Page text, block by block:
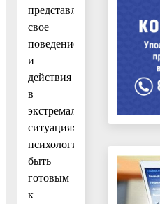
представлять
свое
поведение
и
действия
в
экстремальных
ситуациях,
психологически
быть
готовым
к